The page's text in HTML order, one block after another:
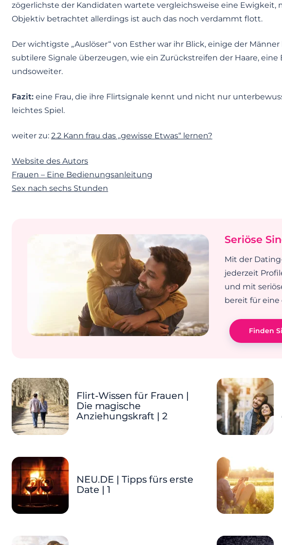
zögerlichste der Kandidaten wartete vergleichsweise eine Ewigkeit,
Objektiv betrachtet allerdings ist auch das noch verdammt flott.
Der wichtigste „Auslöser“ von Esther war ihr Blick, einige der
subtilere Signale überzeugen, wie ein Zurückstreifen der Haare,
undsoweiter.
Fazit: eine Frau, die ihre Flirtsignale kennt und nicht nur
leichtes Spiel.
weiter zu: 2.2 Kann frau das „gewisse Etwas“ lernen?
Website des Autors
Frauen – Eine Bedienungsanleitung
Sex nach sechs Stunden
Seriöse
Mit der
jederzeit
und mit
bereit für
Finden
Flirt-Wissen für Frauen |
Die magische
Anziehungskraft | 2
NEU.DE | Tipps fürs erste
Date | 1